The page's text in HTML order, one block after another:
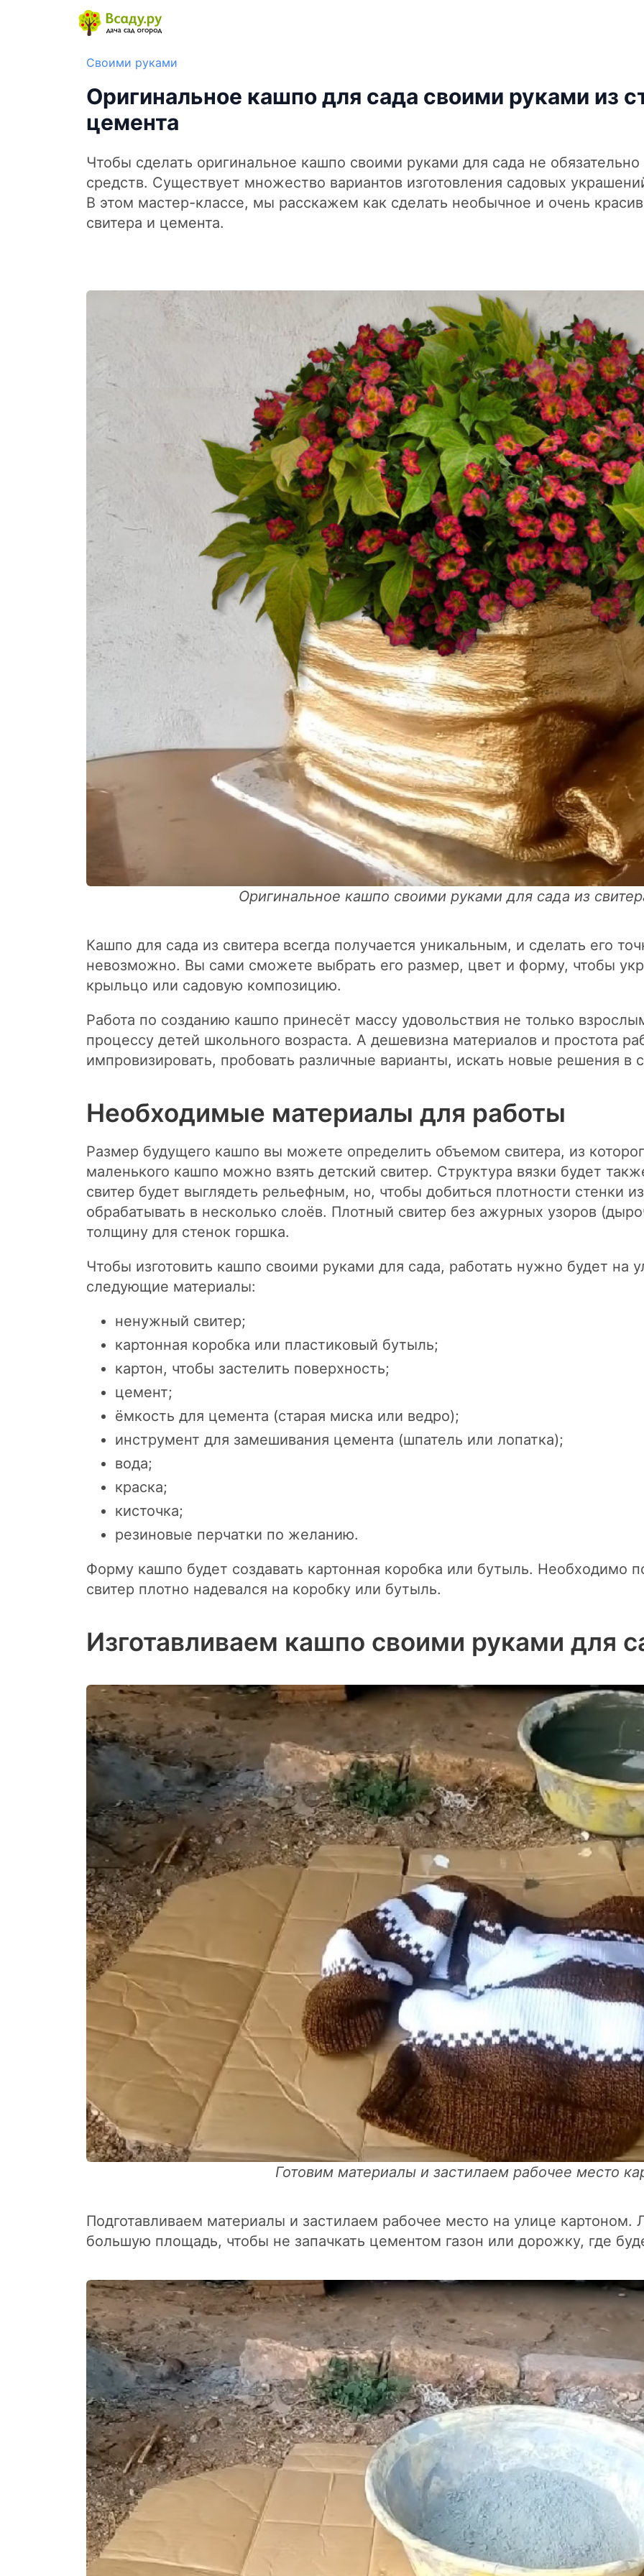
Своими руками
Оригинальное кашпо для сада своими руками из
цемента
Чтобы сделать оригинальное кашпо своими руками для сада не
средств. Существует множество вариантов изготовления садовых
В этом мастер-классе, мы расскажем как сделать необычное и очень
свитера и цемента.
Оригинальное кашпо своими руками для сада из
Кашпо для сада из свитера всегда получается уникальным, и сделать его
невозможно. Вы сами сможете выбрать его размер, цвет и форму, чтобы
крыльцо или садовую композицию.
Работа по созданию кашпо принесёт массу удовольствия не только
процессу детей школьного возраста. А дешевизна материалов и простота
импровизировать, пробовать различные варианты, искать новые решения в
Необходимые материалы для работы
Размер будущего кашпо вы можете определить объемом свитера, из
маленького кашпо можно взять детский свитер. Структура вязки будет
свитер будет выглядеть рельефным, но, чтобы добиться плотности стенки
обрабатывать в несколько слоёв. Плотный свитер без ажурных узоров
толщину для стенок горшка.
Чтобы изготовить кашпо своими руками для сада, работать нужно будет на
следующие материалы:
ненужный свитер;
картонная коробка или пластиковый бутыль;
картон, чтобы застелить поверхность;
цемент;
ёмкость для цемента (старая миска или ведро);
инструмент для замешивания цемента (шпатель или лопатка);
вода;
краска;
кисточка;
резиновые перчатки по желанию.
Форму кашпо будет создавать картонная коробка или бутыль. Необходимо
свитер плотно надевался на коробку или бутыль.
Изготавливаем кашпо своими руками для
Готовим материалы и застилаем рабочее место
Подготавливаем материалы и застилаем рабочее место на улице картоном.
большую площадь, чтобы не запачкать цементом газон или дорожку, где